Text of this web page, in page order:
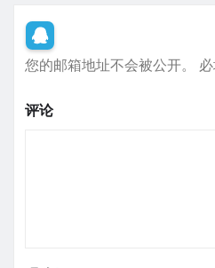
您的邮箱地址不会被公开。
评论